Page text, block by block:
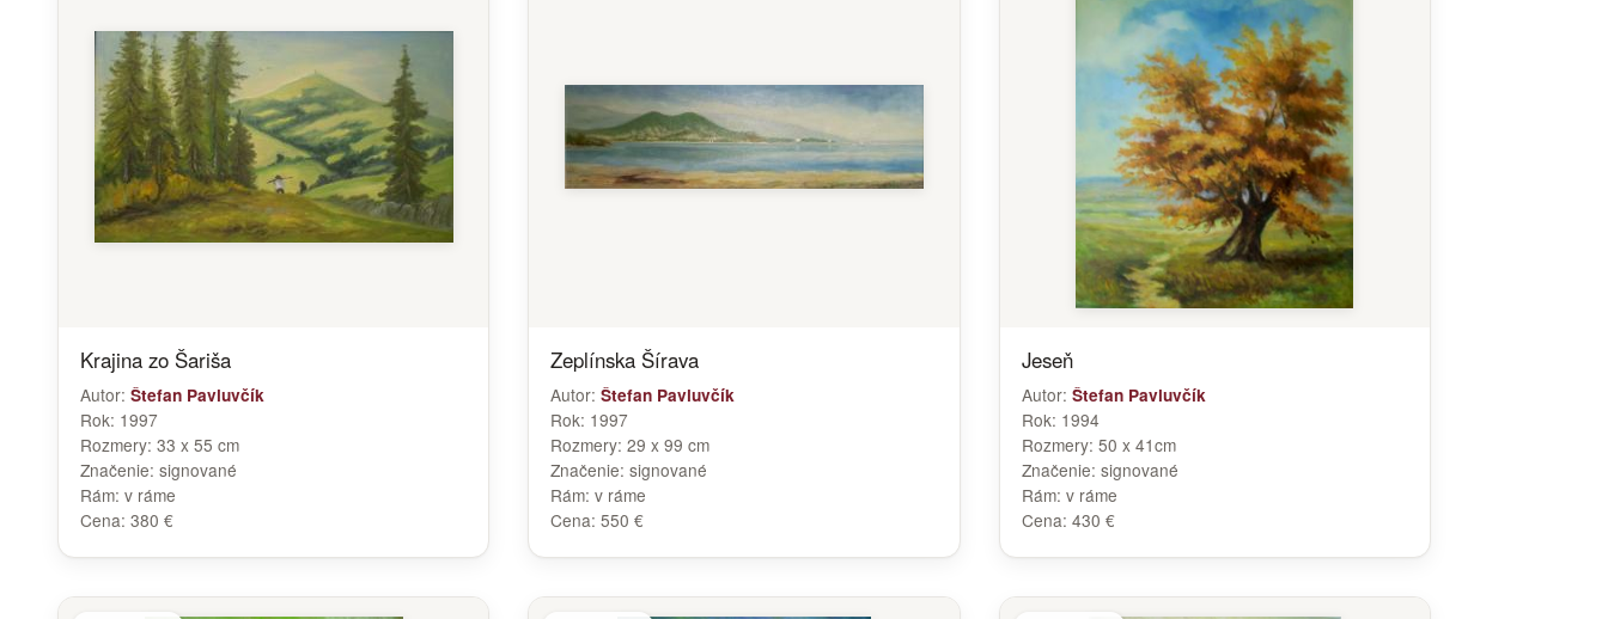
Krajina zo Šariša
Autor: Štefan Pavluvčík
Rok: 1997
Rozmery: 33 x 55 cm
Značenie: signované
Rám: v ráme
Cena: 380 €
Zeplínska Šírava
Autor: Štefan Pavluvčík
Rok: 1997
Rozmery:29 x 99 cm
Značenie:signované
Rám:v ráme
Cena: 550 €
Jeseň
Autor: Štefan Pavluvčík
Rok: 1994
Rozmery: 50 x 41cm
Značenie: signované
Rám: v ráme
Cena: 430 €